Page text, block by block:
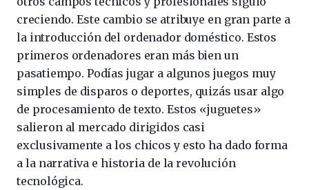
creciendo. Este cambio se atribuye en gran parte a
la introducción del ordenador doméstico. Estos
primeros ordenadores eran más bien un
pasatiempo. Podías jugar a algunos juegos muy
simples de disparos o deportes, quizás usar algo
de procesamiento de texto. Estos «juguetes»
salieron al mercado dirigidos casi
exclusivamente a los chicos y esto ha dado forma
a la narrativa e historia de la revolución
tecnológica.